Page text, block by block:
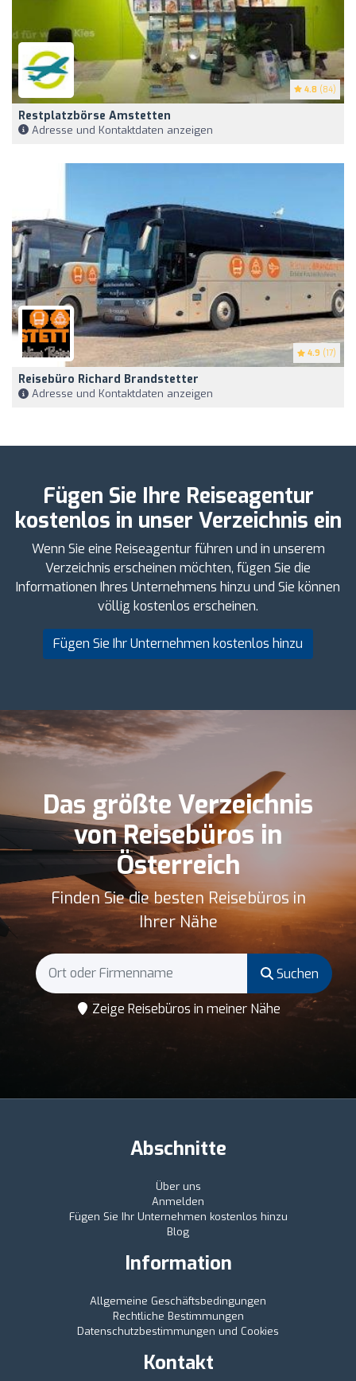
4.8 (84)
Restplatzbörse Amstetten
Adresse und Kontaktdaten anzeigen
4.9 (17)
Reisebüro Richard Brandstetter
Adresse und Kontaktdaten anzeigen
Fügen Sie Ihre Reiseagentur
kostenlos in unser Verzeichnis ein
Wenn Sie eine Reiseagentur führen und in unserem
Verzeichnis erscheinen möchten, fügen Sie die
Informationen Ihres Unternehmens hinzu und Sie können
völlig kostenlos erscheinen.
Fügen Sie Ihr Unternehmen kostenlos hinzu
Das größte Verzeichnis
von Reisebüros in
Österreich
Finden Sie die besten Reisebüros in
Ihrer Nähe
Suchen
Zeige Reisebüros in meiner Nähe
Abschnitte
Über uns
Anmelden
Fügen Sie Ihr Unternehmen kostenlos hinzu
Blog
Information
Allgemeine Geschäftsbedingungen
Rechtliche Bestimmungen
Datenschutzbestimmungen und Cookies
Kontakt